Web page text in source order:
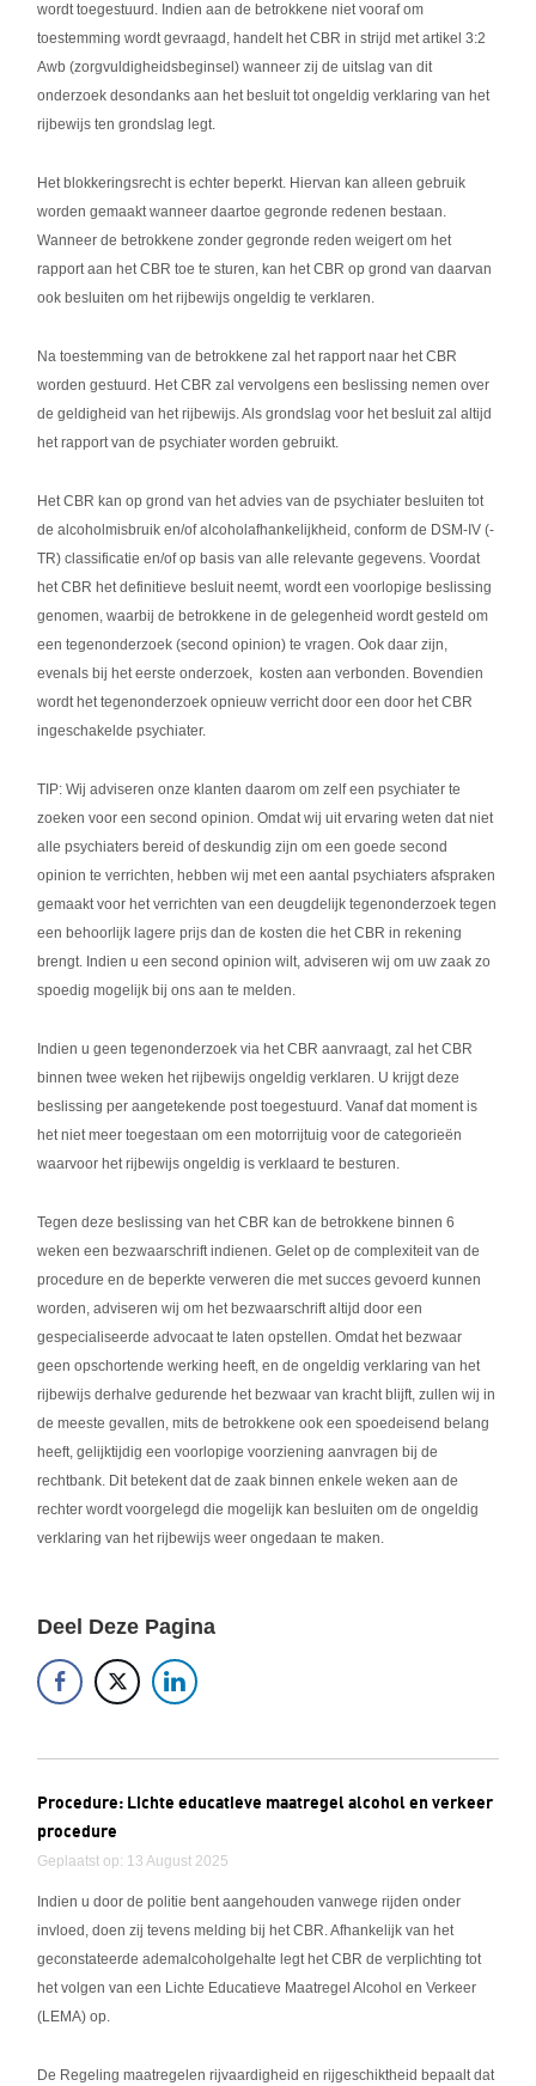
wordt toegestuurd. Indien aan de betrokkene niet vooraf om
toestemming wordt gevraagd, handelt het CBR in strijd met artikel 3:2
Awb (zorgvuldigheidsbeginsel) wanneer zij de uitslag van dit
onderzoek desondanks aan het besluit tot ongeldig verklaring van het
rijbewijs ten grondslag legt.
Het blokkeringsrecht is echter beperkt. Hiervan kan alleen gebruik
worden gemaakt wanneer daartoe gegronde redenen bestaan.
Wanneer de betrokkene zonder gegronde reden weigert om het
rapport aan het CBR toe te sturen, kan het CBR op grond van daarvan
ook besluiten om het rijbewijs ongeldig te verklaren.
Na toestemming van de betrokkene zal het rapport naar het CBR
worden gestuurd. Het CBR zal vervolgens een beslissing nemen over
de geldigheid van het rijbewijs. Als grondslag voor het besluit zal altijd
het rapport van de psychiater worden gebruikt.
Het CBR kan op grond van het advies van de psychiater besluiten tot
de alcoholmisbruik en/of alcoholafhankelijkheid, conform de DSM-IV (-
TR) classificatie en/of op basis van alle relevante gegevens. Voordat
het CBR het definitieve besluit neemt, wordt een voorlopige beslissing
genomen, waarbij de betrokkene in de gelegenheid wordt gesteld om
een tegenonderzoek (second opinion) te vragen. Ook daar zijn,
evenals bij het eerste onderzoek, kosten aan verbonden. Bovendien
wordt het tegenonderzoek opnieuw verricht door een door het CBR
ingeschakelde psychiater.
TIP: Wij adviseren onze klanten daarom om zelf een psychiater te
zoeken voor een second opinion. Omdat wij uit ervaring weten dat niet
alle psychiaters bereid of deskundig zijn om een goede second
opinion te verrichten, hebben wij met een aantal psychiaters afspraken
gemaakt voor het verrichten van een deugdelijk tegenonderzoek tegen
een behoorlijk lagere prijs dan de kosten die het CBR in rekening
brengt. Indien u een second opinion wilt, adviseren wij om uw zaak zo
spoedig mogelijk bij ons aan te melden.
Indien u geen tegenonderzoek via het CBR aanvraagt, zal het CBR
binnen twee weken het rijbewijs ongeldig verklaren. U krijgt deze
beslissing per aangetekende post toegestuurd. Vanaf dat moment is
het niet meer toegestaan om een motorrijtuig voor de categorieën
waarvoor het rijbewijs ongeldig is verklaard te besturen.
Tegen deze beslissing van het CBR kan de betrokkene binnen 6
weken een bezwaarschrift indienen. Gelet op de complexiteit van de
procedure en de beperkte verweren die met succes gevoerd kunnen
worden, adviseren wij om het bezwaarschrift altijd door een
gespecialiseerde advocaat te laten opstellen. Omdat het bezwaar
geen opschortende werking heeft, en de ongeldig verklaring van het
rijbewijs derhalve gedurende het bezwaar van kracht blijft, zullen wij in
de meeste gevallen, mits de betrokkene ook een spoedeisend belang
heeft, gelijktijdig een voorlopige voorziening aanvragen bij de
rechtbank. Dit betekent dat de zaak binnen enkele weken aan de
rechter wordt voorgelegd die mogelijk kan besluiten om de ongeldig
verklaring van het rijbewijs weer ongedaan te maken.
Deel Deze Pagina
Procedure: Lichte educatieve maatregel alcohol en verkeer
procedure
Geplaatst op: 13 August 2025
Indien u door de politie bent aangehouden vanwege rijden onder
invloed, doen zij tevens melding bij het CBR. Afhankelijk van het
geconstateerde ademalcoholgehalte legt het CBR de verplichting tot
het volgen van een Lichte Educatieve Maatregel Alcohol en Verkeer
(LEMA) op.
De Regeling maatregelen rijvaardigheid en rijgeschiktheid bepaalt dat